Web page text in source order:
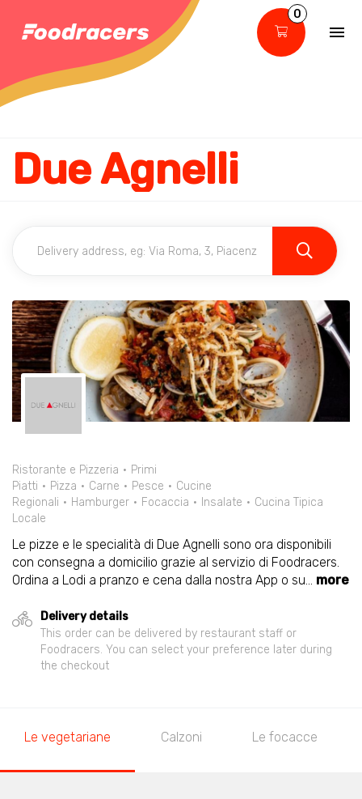
0
Due Agnelli
Ristorante e Pizzeria
Primi
Piatti
Pizza Carne Pesce
Cucine
Regionali
Hamburger Focaccia Insalate
Cucina Tipica
Locale
Le pizze e le specialità di Due Agnelli sono ora disponibili
con consegna a domicilio grazie al servizio di Foodracers.
Ordina a Lodi a pranzo e cena dalla nostra App o su... more
Delivery details
This order can be delivered by restaurant staff or
Foodracers. You can select your preference later during
the checkout
Le vegetariane Calzoni Le focacce